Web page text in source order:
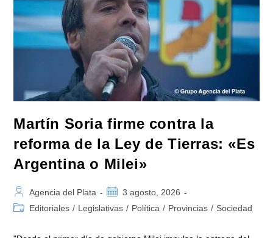
Convocó
A
Movilizarse
Jueves
En
Contra
Del
Gobierno
De
Milei
Martín Soria firme contra la
reforma de la Ley de Tierras: «Es
Argentina o Milei»
Autor
de
Agencia del Plata
Publicación
de
3 agosto, 2026
Categoría
Editoriales / Legislativas / Política / Provincias / Sociedad